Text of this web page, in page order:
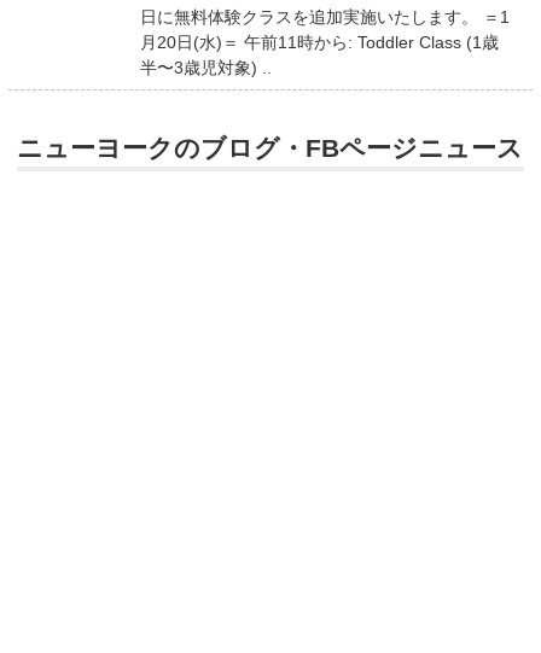
日に無料体験クラスを追加実施いたします。 ＝1
月20日(水)＝ 午前11時から: Toddler Class (1歳
半〜3歳児対象) ..
ニューヨークのブログ・FBページニュース